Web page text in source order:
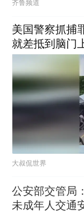
齐鲁频道
美国警察抓捕
就差抵到脑门
大叔侃世界
公安部交管局
未成年人交通